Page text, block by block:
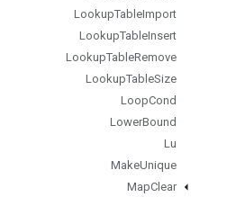
LookupTableImport
LookupTableInsert
LookupTableRemove
LookupTableSize
LoopCond
LowerBound
Lu
MakeUnique
MapClear